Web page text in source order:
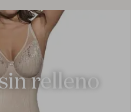
relleno